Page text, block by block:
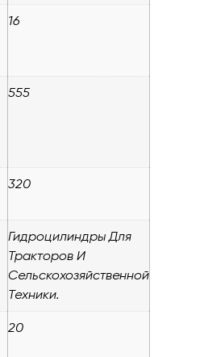
16
555
320
Гидроцилиндры Для
Тракторов И
Сельскохозяйственной
Техники.
20